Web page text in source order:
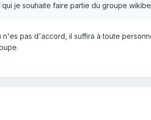
je souhaite faire partie du groupe
pas d'accord, il suffira à toute